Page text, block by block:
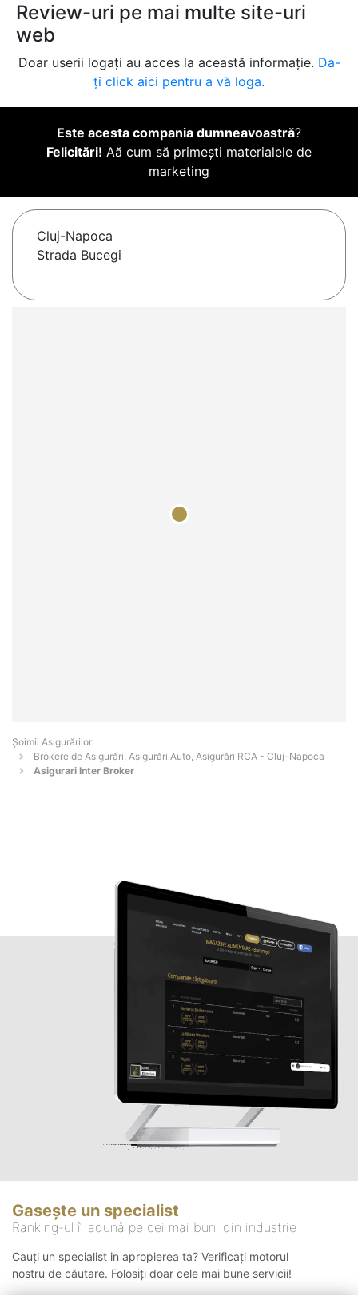
Review-uri pe mai multe site-uri
web
Doar userii logați au acces la această informație. Da-
ți click aici pentru a vă loga.
Este acesta compania dumneavoastră?
Felicitări! Aă cum să primești materialele de
marketing
Cluj-Napoca
Strada Bucegi
Șoimii Asigurărilor
Brokere de Asigurări, Asigurări Auto, Asigurări RCA - Cluj-Napoca
Asigurari Inter Broker
Gasește un specialist
Ranking-ul îi adună pe cei mai buni din industrie
Cauți un specialist in apropierea ta? Verificați motorul
nostru de căutare. Folosiți doar cele mai bune servicii!